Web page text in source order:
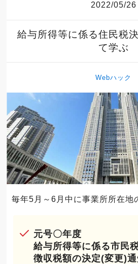
2022/05/26
給与所得等に係る住民税
て学ぶ
Webハック
毎年5月～6月中に事業所所在地
元号〇年度
給与所得等に係る市民
徴収税額の決定(変更)